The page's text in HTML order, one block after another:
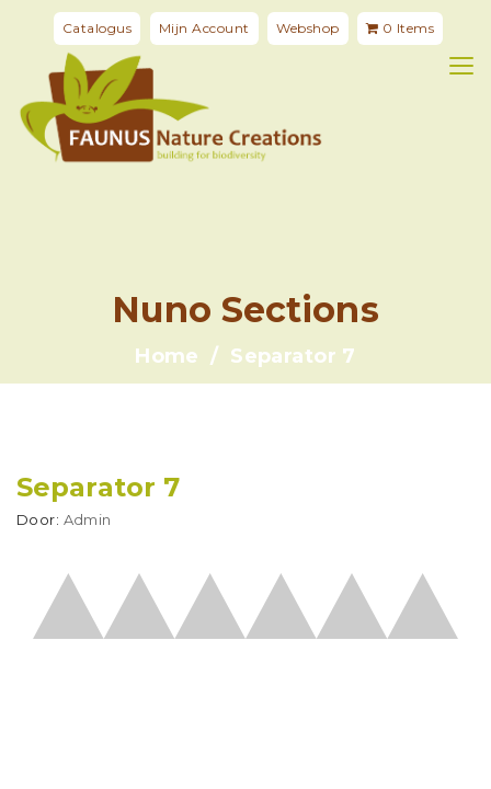
Catalogus Mijn Account Webshop 0 Items
Nuno Sections
Home Separator 7
Separator 7
Door: Admin